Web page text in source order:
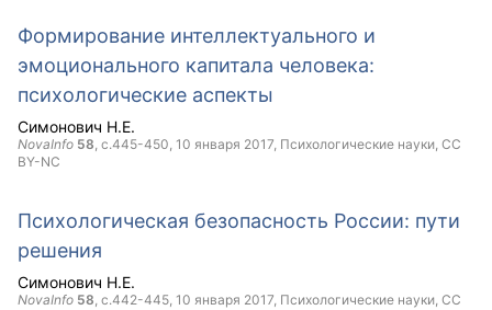
Формирование интеллектуального и
эмоционального капитала человека:
психологические аспекты
Симонович Н.Е.
NovaInfo 58, с.445-450, 10 января 2017, Психологические науки, CC
BY-NC
Психологическая безопасность России: пути
решения
Симонович Н.Е.
NovaInfo 58, с.442-445, 10 января 2017, Психологические науки, CC